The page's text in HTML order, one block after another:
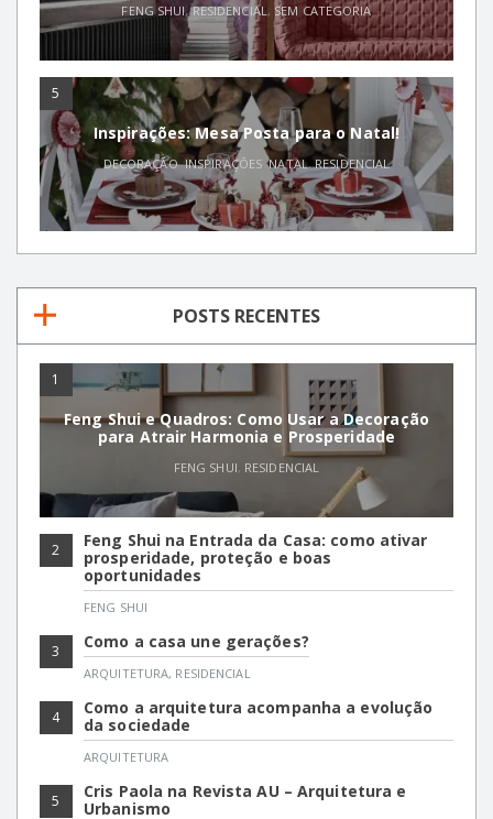
FENG SHUI,RESIDENCIAL ,SEM CATEGORIA
5
Inspirações: Mesa Posta para o Natal!
DECORAÇÃO,INSPIRAÇÕES ,NATAL,RESIDENCIAL
POSTS RECENTES
1
Feng Shui e Quadros: Como Usar a Decoração
para Atrair Harmonia e Prosperidade
FENG SHUI, RESIDENCIAL
2
Feng Shui na Entrada da Casa: como ativar
prosperidade, proteção e boas
oportunidades
FENG SHUI
3 Como a casa une gerações?
ARQUITETURA, RESIDENCIAL
4
Como a arquitetura acompanha a evolução
da sociedade
ARQUITETURA
5
Cris Paola na Revista AU – Arquitetura e
Urbanismo